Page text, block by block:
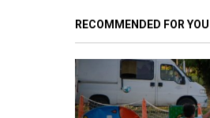
RECOMMENDED FOR YOU